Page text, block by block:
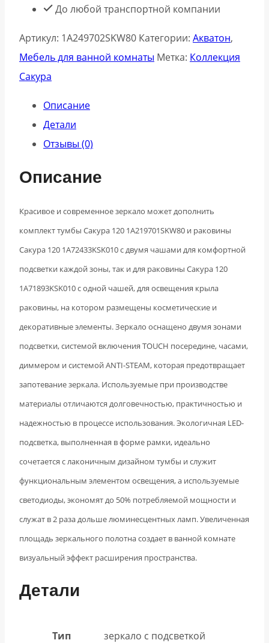
До любой транспортной компании
Артикул: 1A249702SKW80 Категории: Акватон,
Мебель для ванной комнаты Метка: Коллекция
Сакура
Описание
Детали
Отзывы (0)
Описание
Красивое и современное зеркало может дополнить
комплект тумбы Сакура 120 1A219701SKW80 и раковины
Сакура 120 1A72433KSK010 с двумя чашами для комфортной
подсветки каждой зоны, так и для раковины Сакура 120
1A71893KSK010 с одной чашей, для освещения крыла
раковины, на котором размещены косметические и
декоративные элементы. Зеркало оснащено двумя зонами
подсветки, системой включения TOUCH посередине, часами,
диммером и системой ANTI-STEAM, которая предотвращает
запотевание зеркала. Используемые при производстве
материалы отличаются долговечностью, практичностью и
надежностью в процессе использования. Экологичная LED-
подсветка, выполненная в форме рамки, идеально
сочетается с лаконичным дизайном тумбы и служит
функциональным элементом освещения, а используемые
светодиоды, экономят до 50% потребляемой мощности и
служат в 2 раза дольше люминесцентных ламп. Увеличенная
площадь зеркального полотна создает в ванной комнате
визуальный эффект расширения пространства.
Детали
Тип зеркало с подсветкой